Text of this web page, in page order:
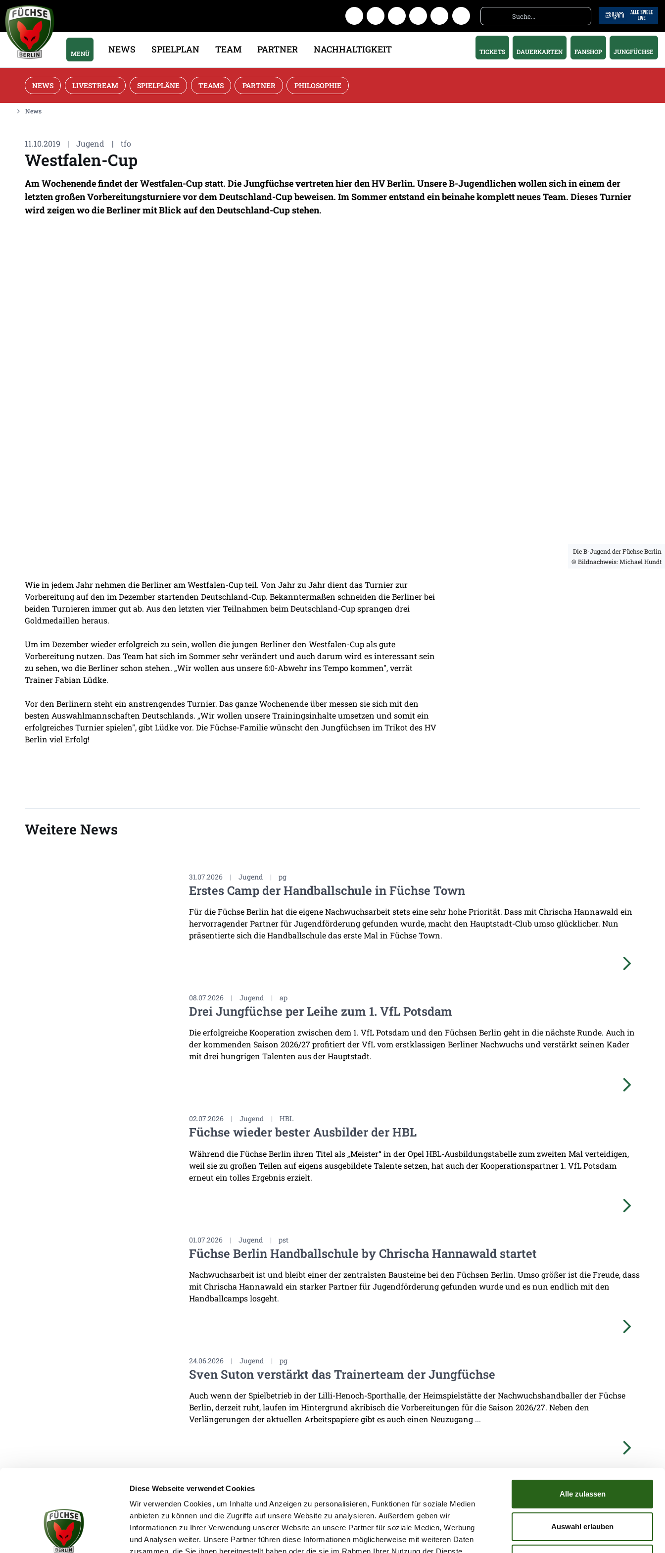
Diese Webseite verwendet Cookies
Wir verwenden Cookies, um Inhalte und Anzeigen zu personalisieren, Funktionen für soziale Medien
anbieten zu können und die Zugriffe auf unsere Website zu analysieren. Außerdem geben wir
Informationen zu Ihrer Verwendung unserer Website an unsere Partner für soziale Medien, Werbung
und Analysen weiter. Unsere Partner führen diese Informationen möglicherweise mit weiteren Daten
Alle zulassen
Auswahl erlauben
MENÜ NEWS SPIELPLAN TEAM PARTNER NACHHALTIGKEIT TICKETS DAUERKARTEN FANSHOP JUNGFÜCHSE
NEWS LIVESTREAM SPIELPLÄNE TEAMS PARTNER PHILOSOPHIE
News
11.10.2019 | Jugend | tfo
Westfalen-Cup
Am Wochenende findet der Westfalen-Cup statt. Die Jungfüchse vertreten hier den HV Berlin. Unsere B-Jugendlichen wollen sich in einem der
letzten großen Vorbereitungsturniere vor dem Deutschland-Cup beweisen. Im Sommer entstand ein beinahe komplett neues Team. Dieses Turnier
wird zeigen wo die Berliner mit Blick auf den Deutschland-Cup stehen.
Die B-Jugend der Füchse Berlin
© Bildnachweis: Michael Hundt
Wie in jedem Jahr nehmen die Berliner am Westfalen-Cup teil. Von Jahr zu Jahr dient das Turnier zur
Vorbereitung auf den im Dezember startenden Deutschland-Cup. Bekanntermaßen schneiden die Berliner bei
beiden Turnieren immer gut ab. Aus den letzten vier Teilnahmen beim Deutschland-Cup sprangen drei
Goldmedaillen heraus.
Um im Dezember wieder erfolgreich zu sein, wollen die jungen Berliner den Westfalen-Cup als gute
Vorbereitung nutzen. Das Team hat sich im Sommer sehr verändert und auch darum wird es interessant sein
zu sehen, wo die Berliner schon stehen. „Wir wollen aus unsere 6:0-Abwehr ins Tempo kommen", verrät
Trainer Fabian Lüdke.
Vor den Berlinern steht ein anstrengendes Turnier. Das ganze Wochenende über messen sie sich mit den
besten Auswahlmannschaften Deutschlands. „Wir wollen unsere Trainingsinhalte umsetzen und somit ein
erfolgreiches Turnier spielen", gibt Lüdke vor. Die Füchse-Familie wünscht den Jungfüchsen im Trikot des HV
Berlin viel Erfolg!
Weitere News
31.07.2026 | Jugend | pg
Erstes Camp der Handballschule in Füchse Town
Für die Füchse Berlin hat die eigene Nachwuchsarbeit stets eine sehr hohe Priorität. Dass mit Chrischa Hannawald ein
hervorragender Partner für Jugendförderung gefunden wurde, macht den Hauptstadt-Club umso glücklicher. Nun
präsentierte sich die Handballschule das erste Mal in Füchse Town.
08.07.2026 | Jugend | ap
Drei Jungfüchse per Leihe zum 1. VfL Potsdam
Die erfolgreiche Kooperation zwischen dem 1. VfL Potsdam und den Füchsen Berlin geht in die nächste Runde. Auch in
der kommenden Saison 2026/27 profitiert der VfL vom erstklassigen Berliner Nachwuchs und verstärkt seinen Kader
mit drei hungrigen Talenten aus der Hauptstadt.
02.07.2026 | Jugend | HBL
Füchse wieder bester Ausbilder der HBL
Während die Füchse Berlin ihren Titel als „Meister“ in der Opel HBL-Ausbildungstabelle zum zweiten Mal verteidigen,
weil sie zu großen Teilen auf eigens ausgebildete Talente setzen, hat auch der Kooperationspartner 1. VfL Potsdam
erneut ein tolles Ergebnis erzielt.
01.07.2026 | Jugend | pst
Füchse Berlin Handballschule by Chrischa Hannawald startet
Nachwuchsarbeit ist und bleibt einer der zentralsten Bausteine bei den Füchsen Berlin. Umso größer ist die Freude, dass
mit Chrischa Hannawald ein starker Partner für Jugendförderung gefunden wurde und es nun endlich mit den
Handballcamps losgeht.
24.06.2026 | Jugend | pg
Sven Suton verstärkt das Trainerteam der Jungfüchse
Auch wenn der Spielbetrieb in der Lilli-Henoch-Sporthalle, der Heimspielstätte der Nachwuchshandballer der Füchse
Berlin, derzeit ruht, laufen im Hintergrund akribisch die Vorbereitungen für die Saison 2026/27. Neben den
Verlängerungen der aktuellen Arbeitspapiere gibt es auch einen Neuzugang ...
KONTAKT IMPRESSUM DATENSCHUTZ ATGB